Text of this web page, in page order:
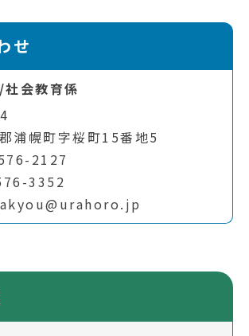
せ
会教育係
浦幌町字桜町15番地5
2127
3352